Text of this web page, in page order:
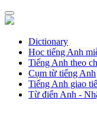
Dictionary
Học tiếng Anh
Tiếng Anh theo
Cụm từ tiếng Anh
Tiếng Anh giao
Từ điển Anh -